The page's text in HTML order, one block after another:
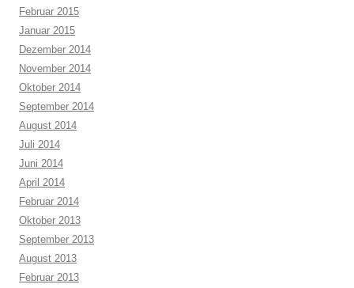
Februar 2015
Januar 2015
Dezember 2014
November 2014
Oktober 2014
September 2014
August 2014
Juli 2014
Juni 2014
April 2014
Februar 2014
Oktober 2013
September 2013
August 2013
Februar 2013